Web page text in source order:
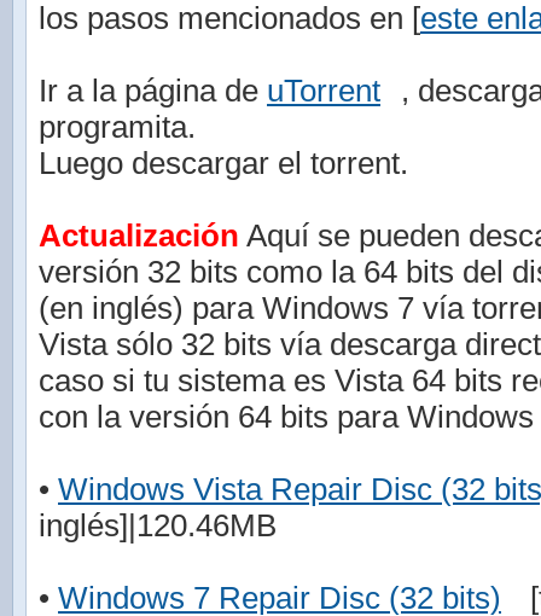
los pasos mencionados en [este
Ir a la página de uTorrent
,
programita.
Luego descargar el torrent.
Actualización Aquí se pueden
versión 32 bits como la 64 bits del
(en inglés) para Windows 7 vía
Vista sólo 32 bits vía descarga
caso si tu sistema es Vista 64 bits
con la versión 64 bits para Windows
• Windows Vista Repair Disc (32
inglés]|120.46MB
• Windows 7 Repair Disc (32 bits)